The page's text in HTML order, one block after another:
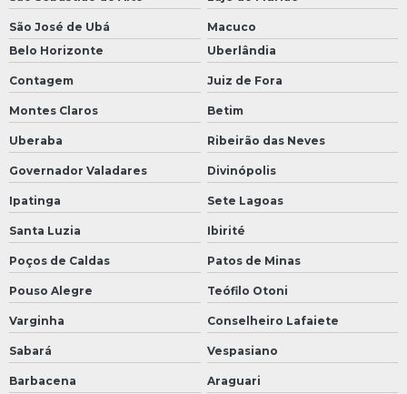
São José de Ubá
Macuco
Belo Horizonte
Uberlândia
Contagem Juiz de Fora
Montes Claros Betim
Uberaba Ribeirão das Neves
Governador Valadares Divinópolis
Ipatinga Sete Lagoas
Santa Luzia Ibirité
Poços de Caldas Patos de Minas
Pouso Alegre Teófilo Otoni
Varginha Conselheiro Lafaiete
Sabará Vespasiano
Barbacena Araguari